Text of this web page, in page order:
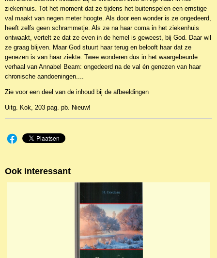
ziekenhuis. Tot het moment dat ze tijdens het buitenspelen een ernstige
val maakt van negen meter hoogte. Als door een wonder is ze ongedeerd,
heeft zelfs geen schrammetje. Als ze na haar coma in het ziekenhuis
ontwaakt, vertelt ze dat ze even in de hemel is geweest, bij God. Daar wil
ze graag blijven. Maar God stuurt haar terug en belooft haar dat ze
genezen is van haar ziekte. Twee wonderen dus in het waargebeurde
verhaal van Annabel Beam: ongedeerd na de val én genezen van haar
chronische aandoeningen....
Zie voor een deel van de inhoud bij de afbeeldingen
Uitg. Kok, 203 pag. pb. Nieuw!
Ook interessant